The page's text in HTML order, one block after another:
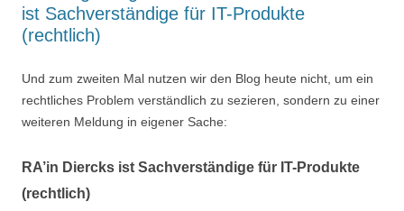
ist Sachverständige für IT-Produkte
(rechtlich)
Und zum zweiten Mal nutzen wir den Blog heute nicht, um ein
rechtliches Problem verständlich zu sezieren, sondern zu einer
weiteren Meldung in eigener Sache:
RA’in Diercks ist Sachverständige für IT-Produkte
(rechtlich)